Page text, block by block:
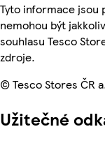
Tyto informace jsou
nemohou být
souhlasu Tesco
zdroje.
© Tesco Stores ČR
Užitečné